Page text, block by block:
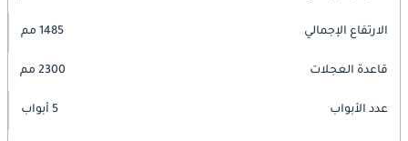
الارتفاع الإجمالي 1485 مم
قاعدة العجلات 2300 مم
عدد الأبواب 5 أبواب